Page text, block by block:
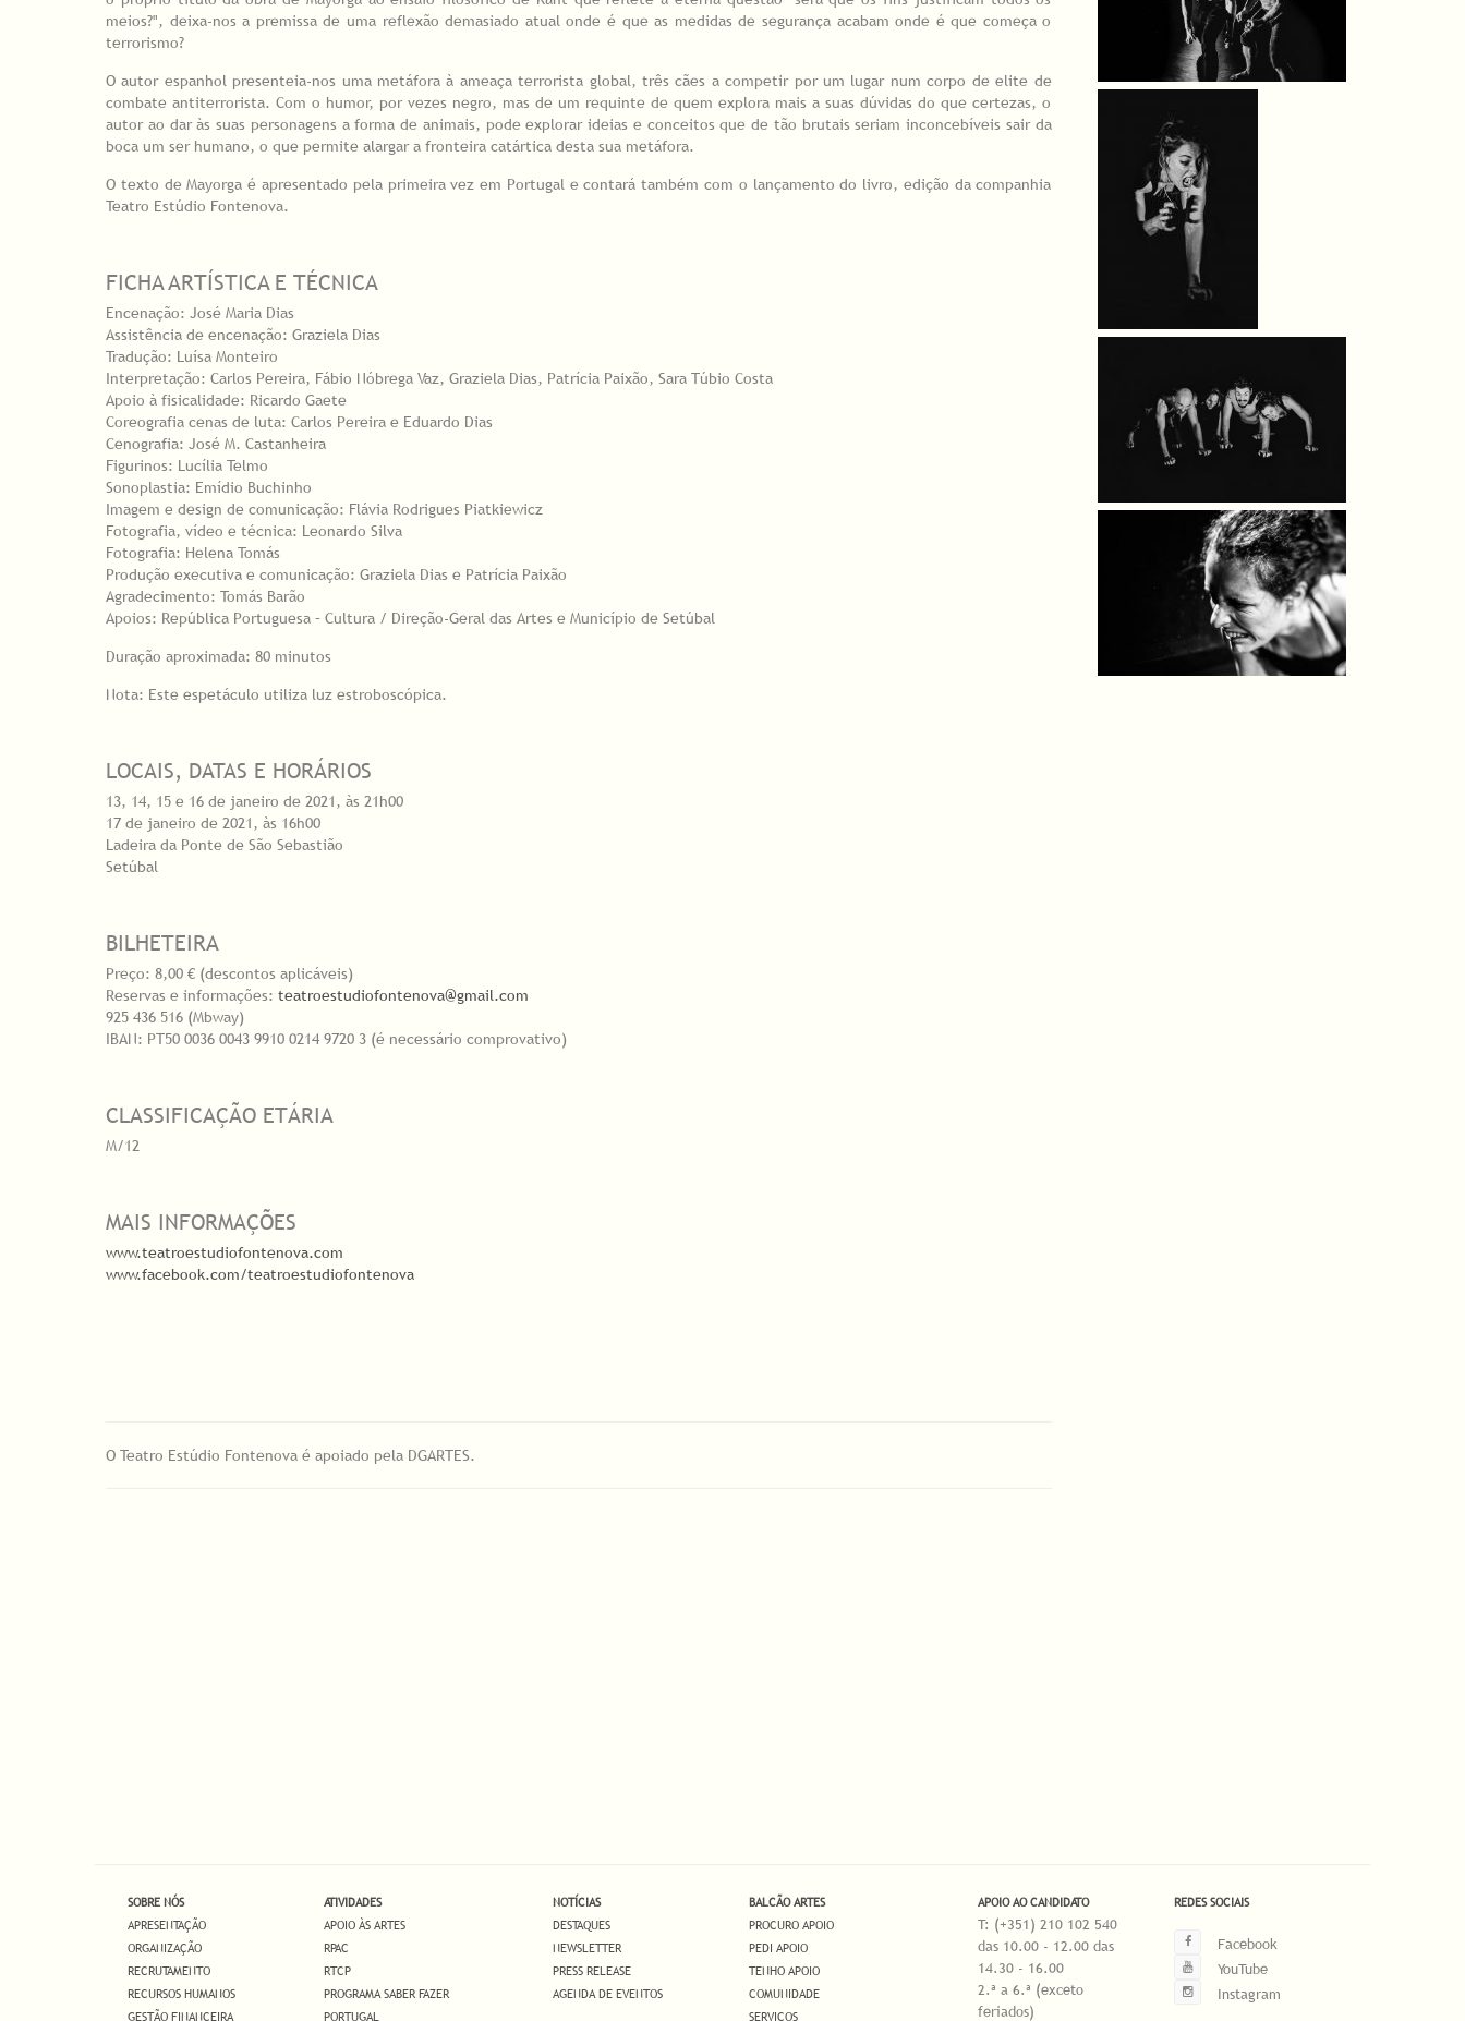
meios?", deixa-nos a premissa de uma reflexão demasiado atual onde é que as medidas de segurança acabam onde é que começa o
terrorismo?
O autor espanhol presenteia-nos uma metáfora à ameaça terrorista global, três cães a competir por um lugar num corpo de elite de
combate antiterrorista. Com o humor, por vezes negro, mas de um requinte de quem explora mais a suas dúvidas do que certezas, o
autor ao dar às suas personagens a forma de animais, pode explorar ideias e conceitos que de tão brutais seriam inconcebíveis sair da
boca um ser humano, o que permite alargar a fronteira catártica desta sua metáfora.
O texto de Mayorga é apresentado pela primeira vez em Portugal e contará também com o lançamento do livro, edição da companhia
Teatro Estúdio Fontenova.
FICHA ARTÍSTICA E TÉCNICA
Encenação: José Maria Dias
Assistência de encenação: Graziela Dias
Tradução: Luísa Monteiro
Interpretação: Carlos Pereira, Fábio Nóbrega Vaz, Graziela Dias, Patrícia Paixão, Sara Túbio Costa
Apoio à fisicalidade: Ricardo Gaete
Coreografia cenas de luta: Carlos Pereira e Eduardo Dias
Cenografia: José M. Castanheira
Figurinos: Lucília Telmo
Sonoplastia: Emídio Buchinho
Imagem e design de comunicação: Flávia Rodrigues Piatkiewicz
Fotografia, vídeo e técnica: Leonardo Silva
Fotografia: Helena Tomás
Produção executiva e comunicação: Graziela Dias e Patrícia Paixão
Agradecimento: Tomás Barão
Apoios: República Portuguesa – Cultura / Direção-Geral das Artes e Município de Setúbal
Duração aproximada: 80 minutos
Nota: Este espetáculo utiliza luz estroboscópica.
LOCAIS, DATAS E HORÁRIOS
13, 14, 15 e 16 de janeiro de 2021, às 21h00
17 de janeiro de 2021, às 16h00
Ladeira da Ponte de São Sebastião
Setúbal
BILHETEIRA
Preço: 8,00 € (descontos aplicáveis)
Reservas e informações: teatroestudiofontenova@gmail.com
925 436 516 (Mbway)
IBAN: PT50 0036 0043 9910 0214 9720 3 (é necessário comprovativo)
CLASSIFICAÇÃO ETÁRIA
M/12
MAIS INFORMAÇÕES
www.teatroestudiofontenova.com
www.facebook.com/teatroestudiofontenova
O Teatro Estúdio Fontenova é apoiado pela DGARTES.
SOBRE NÓS
APRESENTAÇÃO
ORGANIZAÇÃO
RECRUTAMENTO
RECURSOS HUMANOS
GESTÃO FINANCEIRA
ATIVIDADES
APOIO ÀS ARTES
RPAC
RTCP
PROGRAMA SABER FAZER
PORTUGAL
NOTÍCIAS
DESTAQUES
NEWSLETTER
PRESS RELEASE
AGENDA DE EVENTOS
BALCÃO ARTES
PROCURO APOIO
PEDI APOIO
TENHO APOIO
COMUNIDADE
SERVIÇOS
APOIO AO CANDIDATO
T: (+351) 210 102 540
das 10.00 - 12.00 das
14.30 - 16.00
2.ª a 6.ª (exceto
feriados)
REDES SOCIAIS
Facebook
YouTube
Instagram